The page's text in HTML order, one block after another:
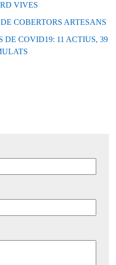
VIVES
COBERTORS ARTESANS
DE COVID19: 11 ACTIUS, 39